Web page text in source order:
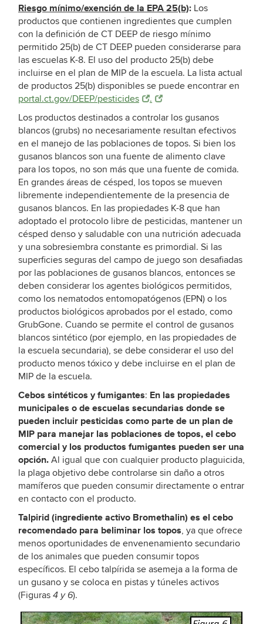
Riesgo mínimo/exención de la EPA 25(b): Los
productos que contienen ingredientes que cumplen
con la definición de CT DEEP de riesgo mínimo
permitido 25(b) de CT DEEP pueden considerarse para
las escuelas K-8. El uso del producto 25(b) debe
incluirse en el plan de MIP de la escuela. La lista actual
de productos 25(b) disponibles se puede encontrar en
portal.ct.gov/DEEP/pesticides
.
Los productos destinados a controlar los gusanos
blancos (grubs) no necesariamente resultan efectivos
en el manejo de las poblaciones de topos. Si bien los
gusanos blancos son una fuente de alimento clave
para los topos, no son más que una fuente de comida.
En grandes áreas de césped, los topos se mueven
libremente independientemente de la presencia de
gusanos blancos. En las propiedades K-8 que han
adoptado el protocolo libre de pesticidas, mantener un
césped denso y saludable con una nutrición adecuada
y una sobresiembra constante es primordial. Si las
superficies seguras del campo de juego son desafiadas
por las poblaciones de gusanos blancos, entonces se
deben considerar los agentes biológicos permitidos,
como los nematodos entomopatógenos (EPN) o los
productos biológicos aprobados por el estado, como
GrubGone. Cuando se permite el control de gusanos
blancos sintético (por ejemplo, en las propiedades de
la escuela secundaria), se debe considerar el uso del
producto menos tóxico y debe incluirse en el plan de
MIP de la escuela.
Cebos sintéticos y fumigantes: En las propiedades
municipales o de escuelas secundarias donde se
pueden incluir pesticidas como parte de un plan de
MIP para manejar las poblaciones de topos, el cebo
comercial y los productos fumigantes pueden ser una
opción. Al igual que con cualquier producto plaguicida,
la plaga objetivo debe controlarse sin daño a otros
mamíferos que pueden consumir directamente o entrar
en contacto con el producto.
Talpirid (ingrediente activo Bromethalin) es el cebo
recomendado para beliminar los topos, ya que ofrece
menos oportunidades de envenenamiento secundario
de los animales que pueden consumir topos
específicos. El cebo talpírida se asemeja a la forma de
un gusano y se coloca en pistas y túneles activos
(Figuras 4 y 6).